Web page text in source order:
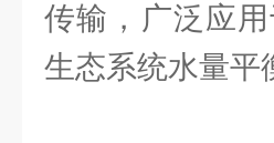
传输，广泛应
生态系统水量平